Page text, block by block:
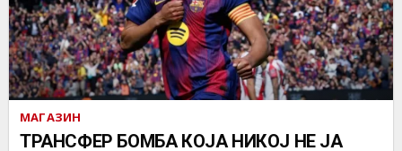
МАГАЗИН
ТРАНСФЕР БОМБА КОЈА НИКОЈ НЕ ЈА